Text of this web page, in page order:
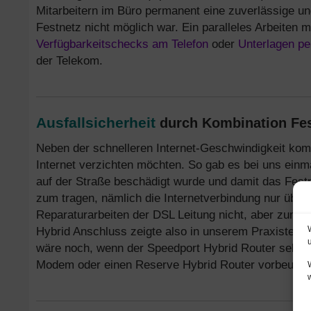
Mitarbeitern im Büro permanent eine zuverlässige
Festnetz nicht möglich war. Ein paralleles Arbeiten
Verfügbarkeitschecks am Telefon oder Unterlagen
der Telekom.
Ausfallsicherheit durch Kombination
Neben der schnelleren Internet-Geschwindigkeit
Internet verzichten möchten. So gab es bei uns
auf der Straße beschädigt wurde und damit das
zum tragen, nämlich die Internetverbindung nur
Reparaturarbeiten der DSL Leitung nicht, aber
Hybrid Anschluss zeigte also in unserem Praxistest
wäre noch, wenn der Speedport Hybrid Router
Modem oder einen Reserve Hybrid Router